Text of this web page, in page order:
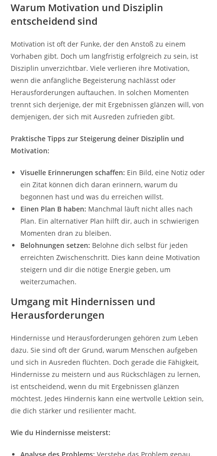
Warum Motivation und Disziplin
entscheidend sind
Motivation ist oft der Funke, der den Anstoß zu einem
Vorhaben gibt. Doch um langfristig erfolgreich zu sein, ist
Disziplin unverzichtbar. Viele verlieren ihre Motivation,
wenn die anfängliche Begeisterung nachlässt oder
Herausforderungen auftauchen. In solchen Momenten
trennt sich derjenige, der mit Ergebnissen glänzen will, von
demjenigen, der sich mit Ausreden zufrieden gibt.
Praktische Tipps zur Steigerung deiner Disziplin und
Motivation:
Visuelle Erinnerungen schaffen: Ein Bild, eine Notiz oder
ein Zitat können dich daran erinnern, warum du
begonnen hast und was du erreichen willst.
Einen Plan B haben: Manchmal läuft nicht alles nach
Plan. Ein alternativer Plan hilft dir, auch in schwierigen
Momenten dran zu bleiben.
Belohnungen setzen: Belohne dich selbst für jeden
erreichten Zwischenschritt. Dies kann deine Motivation
steigern und dir die nötige Energie geben, um
weiterzumachen.
Umgang mit Hindernissen und
Herausforderungen
Hindernisse und Herausforderungen gehören zum Leben
dazu. Sie sind oft der Grund, warum Menschen aufgeben
und sich in Ausreden flüchten. Doch gerade die Fähigkeit,
Hindernisse zu meistern und aus Rückschlägen zu lernen,
ist entscheidend, wenn du mit Ergebnissen glänzen
möchtest. Jedes Hindernis kann eine wertvolle Lektion sein,
die dich stärker und resilienter macht.
Wie du Hindernisse meisterst:
Analyse des Problems: Verstehe das Problem genau,